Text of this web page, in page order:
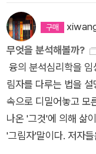
로 선한 삶은 살고 그
자를 위한 행위도 해
못하면 그것을 남에게
신의 자식이나 배우
림자까지 얹혀 있는
다. 업보가 쌓이는
전에 읽은 '왜 그들이
장은 참 신선했는데
도 바로 이 때문이다.
있는 일, 앞으로 일어날
길 위에 있다. 399p
보는 트라우마 내면
각한다, 안으로 건강하
을 먼저 뒤집고 일구
깊이 파고 들어가고
은 씨앗을 품고 뿌리
앗은 건강하게 깊이
자라고 솟아 오른다.
건강하게 아래를 향
로위로 올라오며 가
무엇을 분석해볼까?
융의 분석심리학을
림자를 다루는 법을
속으로 디밀어놓고 모
나온 '그것'에 의해 삶
'그림자'말이다. 저자